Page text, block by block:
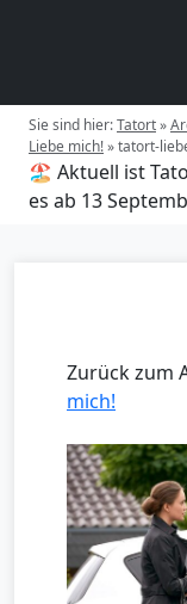
Sie sind hier:Tatort»
Liebe mich!»tatort-
🏖️ Aktuell ist
es ab 13
Zurück zum
mich!